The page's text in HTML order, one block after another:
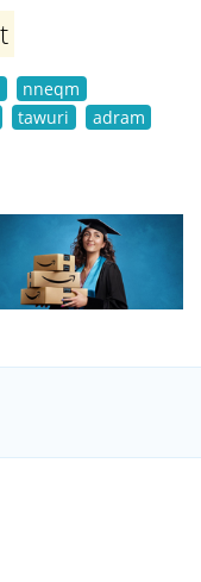
nneqm
tawuri
adram